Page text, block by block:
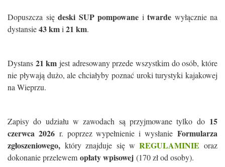
Dopuszcza się deski SUP pompowane i twarde wyłącznie na
dystansie43 kmi 21 km.
Dystans 21 km jest adresowany przede wszystkim do osób, które
nie pływają dużo, ale chciałyby poznać uroki turystyki kajakowej
na Wieprzu.
Zapisy do udziału w zawodach są przyjmowane tylko do 15
czerwca 2026r. poprzez wypełnienie i wysłanieFormularza
zgłoszeniowego,który znajduje się w REGULAMINIE oraz
dokonanie przelewem opłaty wpisowej (170 zł od osoby).